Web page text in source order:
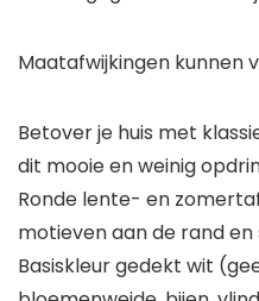
Maatafwijkingen kunnen
Betover je huis met
dit mooie en weinig
Ronde lente- en
motieven aan de rand
Basiskleur gedekt wit